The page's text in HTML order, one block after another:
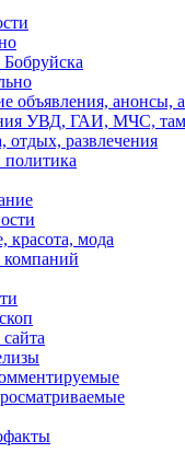
объявления, анонсы,
УВД, ГАИ, МЧС,
отдых, развлечения
политика
красота, мода